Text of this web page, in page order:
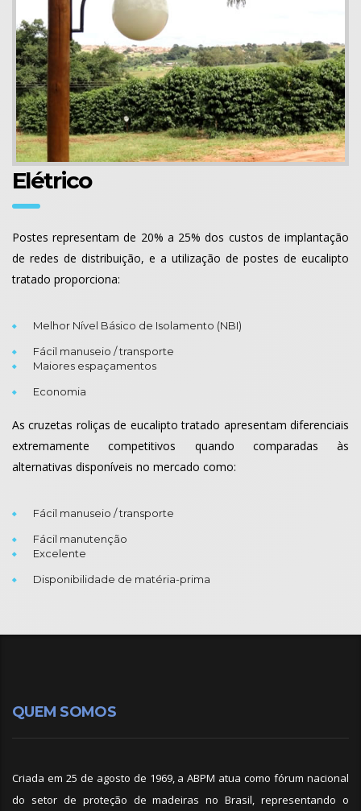
Elétrico
Postes representam de 20% a 25% dos custos de implantação
de redes de distribuição, e a utilização de postes de eucalipto
tratado proporciona:
Melhor Nível Básico de Isolamento (NBI)
Fácil manuseio / transporte
Maiores espaçamentos
Economia
As cruzetas roliças de eucalipto tratado apresentam diferenciais
extremamente competitivos quando comparadas às
alternativas disponíveis no mercado como:
Fácil manuseio / transporte
Fácil manutenção
Excelente
Disponibilidade de matéria-prima
QUEM SOMOS
Criada em 25 de agosto de 1969, a ABPM atua como fórum nacional
do setor de proteção de madeiras no Brasil, representando o